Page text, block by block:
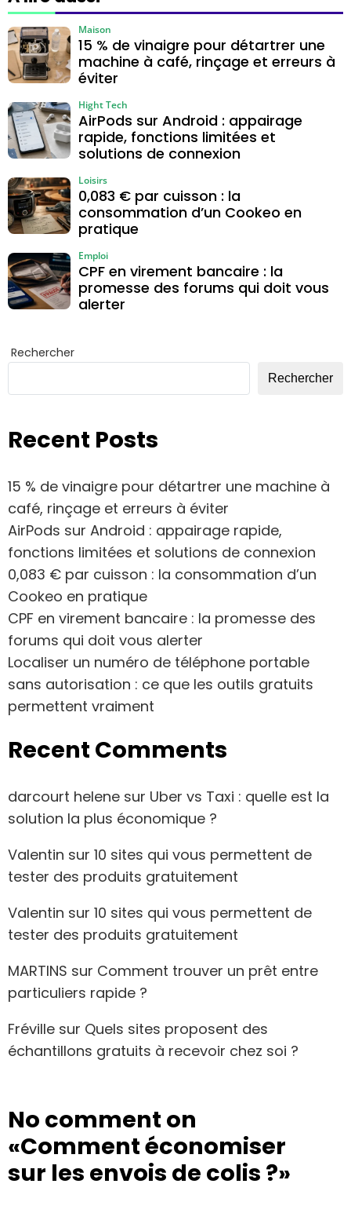
collaborateurs
et gestes sûrs
15 % de vinaigre pour détartrer une
machine à café, rinçage et erreurs à
éviter
Maison
AirPods sur Android : appairage
rapide, fonctions limitées et
solutions de connexion
Hight Tech
0,083 € par cuisson : la
consommation d’un Cookeo en
pratique
Loisirs
CPF en virement bancaire : la
promesse des forums qui doit vous
alerter
Emploi
Rechercher
Rechercher
Recent Posts
15 % de vinaigre pour détartrer une machine à
café, rinçage et erreurs à éviter
AirPods sur Android : appairage rapide,
fonctions limitées et solutions de connexion
0,083 € par cuisson : la consommation d’un
Cookeo en pratique
CPF en virement bancaire : la promesse des
forums qui doit vous alerter
Localiser un numéro de téléphone portable
sans autorisation : ce que les outils gratuits
permettent vraiment
Recent Comments
darcourt helene sur Uber vs Taxi : quelle est la
solution la plus économique ?
Valentin sur 10 sites qui vous permettent de
tester des produits gratuitement
Valentin sur 10 sites qui vous permettent de
tester des produits gratuitement
MARTINS sur Comment trouver un prêt entre
particuliers rapide ?
Fréville sur Quels sites proposent des
échantillons gratuits à recevoir chez soi ?
No comment on
«Comment économiser
sur les envois de colis ?»